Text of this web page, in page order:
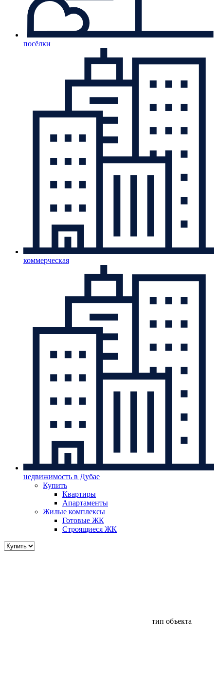
посёлки
коммерческая
недвижимость в Дубае
Купить
Квартиры
Апартаменты
Жилые комплексы
Готовые ЖК
Строящиеся ЖК
тип объекта